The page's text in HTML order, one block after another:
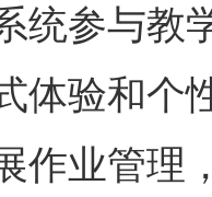
统参与教
体验和个
作业管理